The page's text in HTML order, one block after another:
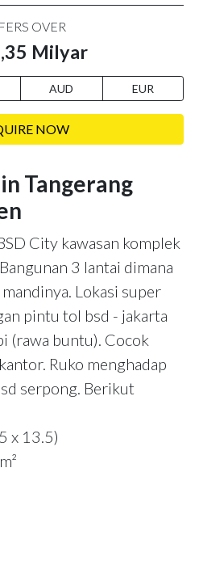
OVER
Milyar
AUD EUR
NOW
Tangerang
City kawasan komplek
3 lantai dimana
Lokasi super
pintu tol bsd - jakarta
(rawa buntu). Cocok
Ruko menghadap
serpong. Berikut
x 13.5)